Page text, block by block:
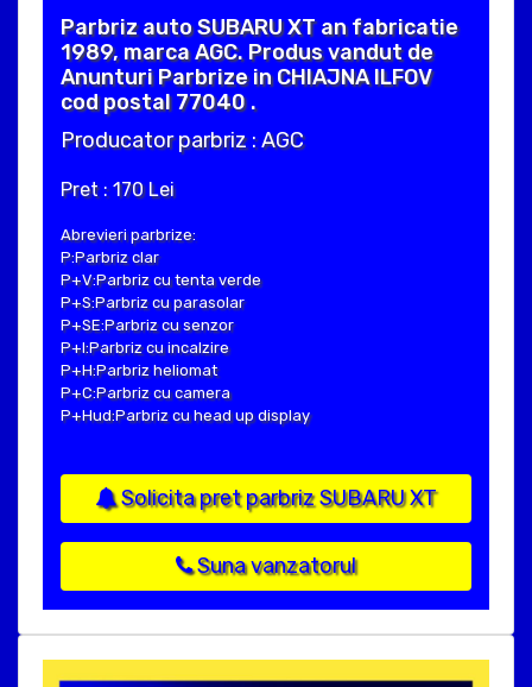
Parbriz auto SUBARU XT an fabricatie
1989, marca AGC. Produs vandut de
Anunturi Parbrize in CHIAJNA ILFOV
cod postal 77040 .
Producator parbriz : AGC
Pret : 170 Lei
Abrevieri parbrize:
P:Parbriz clar
P+V:Parbriz cu tenta verde
P+S:Parbriz cu parasolar
P+SE:Parbriz cu senzor
P+I:Parbriz cu incalzire
P+H:Parbriz heliomat
P+C:Parbriz cu camera
P+Hud:Parbriz cu head up display
Solicita pret parbriz SUBARU XT
Suna vanzatorul